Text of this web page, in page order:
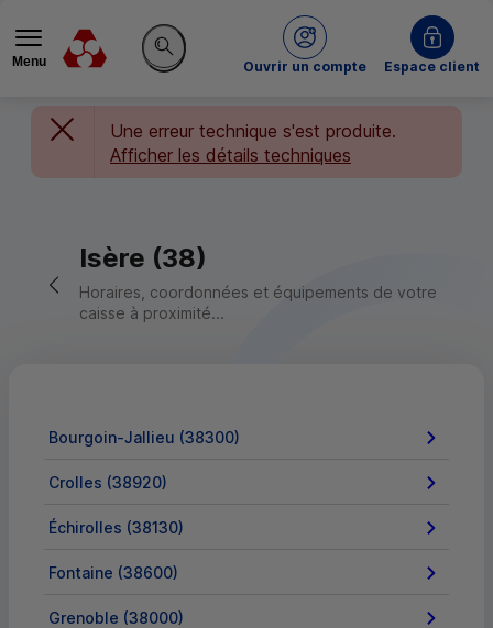
Menu
Rechercher sur le site
Ouvrir un compte
du Crédit MutuelEspace client
Une erreur technique s'est produite.
Afficher les détails techniques
Retour vers la page précédente
Isère (38)
Horaires, coordonnées et équipements de votre
caisse à proximité...
Bourgoin-Jallieu (38300)
Crolles (38920)
Échirolles (38130)
Fontaine (38600)
Grenoble (38000)